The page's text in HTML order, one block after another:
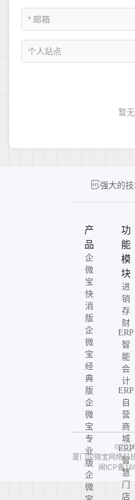
强大的
产
品
企
微
宝
快
消
版
企
微
宝
经
典
版
企
微
宝
专
业
版
企
微
功
能
模
块
进
销
存
财
ERP
智
能
会
计
ERP
自
营
商
城
ERP
智
慧
门
店
厦门企微宝网络科
闽ICP备